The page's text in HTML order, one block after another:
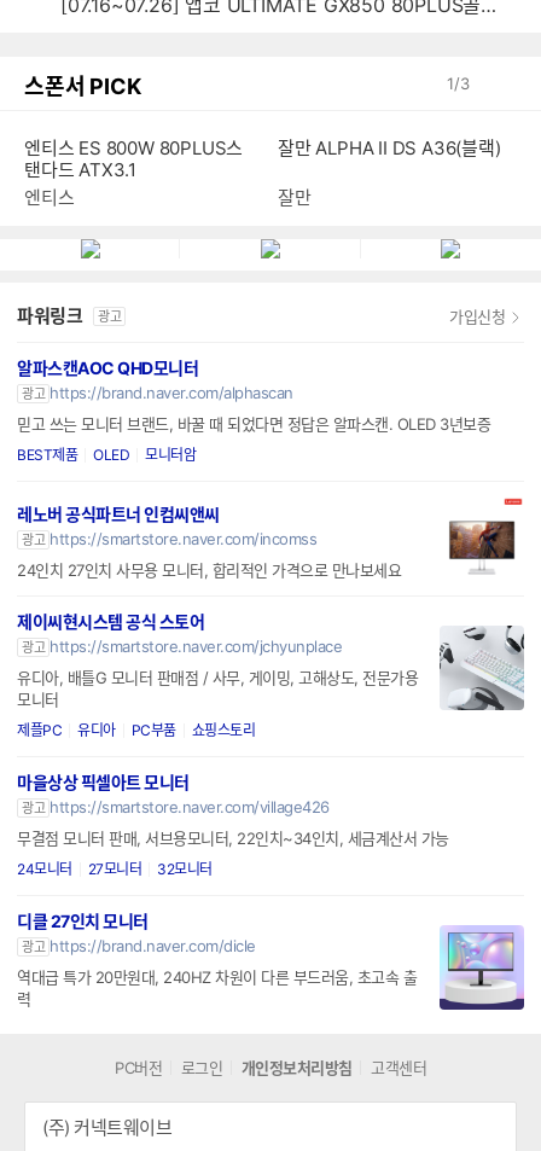
스폰서 PICK 1/3
엔티스 ES 800W 80PLUS스
탠다드 ATX3.1
엔티스
잘만 ALPHA II DS A36(블랙)
잘만
파워링크 광고
알파스캔AOC QHD모니터
광고 https://brand.naver.com/alphascan
믿고 쓰는 모니터 브랜드, 바꿀 때 되었다면 정답은 알파스캔. OLED 3년보증
레노버 공식파트너 인컴씨앤씨
광고 https://smartstore.naver.com/incomss
24인치 27인치 사무용 모니터, 합리적인 가격으로 만나보세요
제이씨현시스템 공식 스토어
광고 https://smartstore.naver.com/jchyunplace
유디아, 배틀G 모니터 판매점 / 사무, 게이밍, 고해상도, 전문가용
모니터
제플PC 유디아 PC부품
마을상상 픽셀아트 모니터
광고 https://smartstore.naver.com/village426
무결점 모니터 판매, 서브용모니터, 22인치~34인치, 세금계산서 가능
24모니터 27모니터
디클 27인치 모니터
광고 https://brand.naver.com/dicle
PC버전 로그인 개인정보처리방침 고객센터